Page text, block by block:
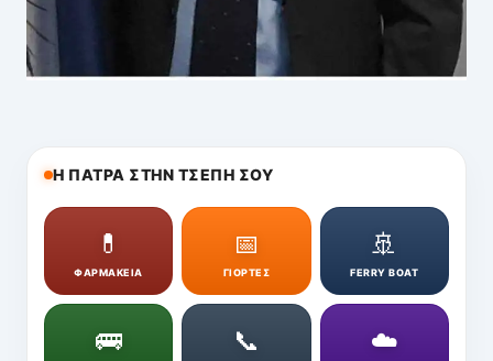
Η ΠΑΤΡΑ ΣΤΗΝ ΤΣΕΠΗ ΣΟΥ
💊
ΦΑΡΜΑΚΕΙΑ
📅
ΓΙΟΡΤΕΣ
🚢
FERRY BOAT
🚌 📞 ☁️